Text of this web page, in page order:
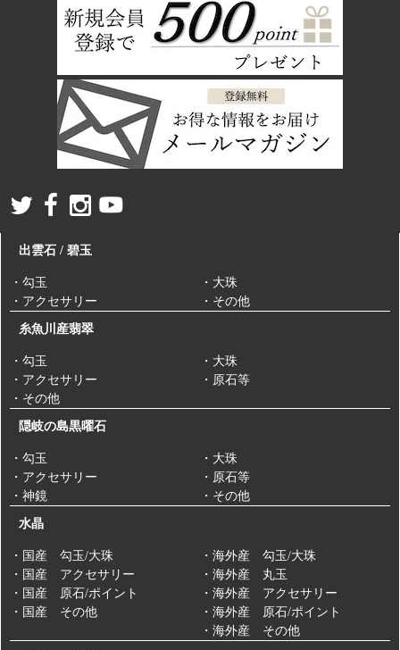
出雲石 / 碧玉
・勾玉
・大珠
・アクセサリー
・その他
糸魚川産翡翠
・勾玉
・大珠
・アクセサリー
・原石等
・その他
隠岐の島黒曜石
・勾玉
・大珠
・アクセサリー
・原石等
・神鏡
・その他
水晶
・国産 勾玉/大珠
・海外産 勾玉/大珠
・国産 アクセサリー
・海外産 丸玉
・国産 原石/ポイント
・海外産 アクセサリー
・国産 その他
・海外産 原石/ポイント
・海外産 その他